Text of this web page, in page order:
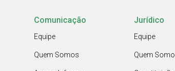
Comunicação
Equipe
Quem Somos
Jurídico
Equipe
Quem